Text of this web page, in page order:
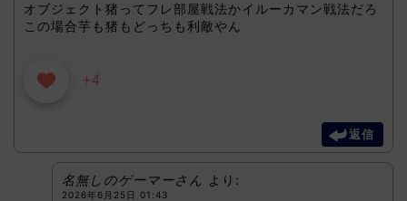
オブジェクト猪ってフレ部屋戦法かイルーカマン戦法だろ
この場合芋も猪もどっちも利敵やん
+4
返信
名無しのゲーマーさん より:
2026年6月25日 01:43